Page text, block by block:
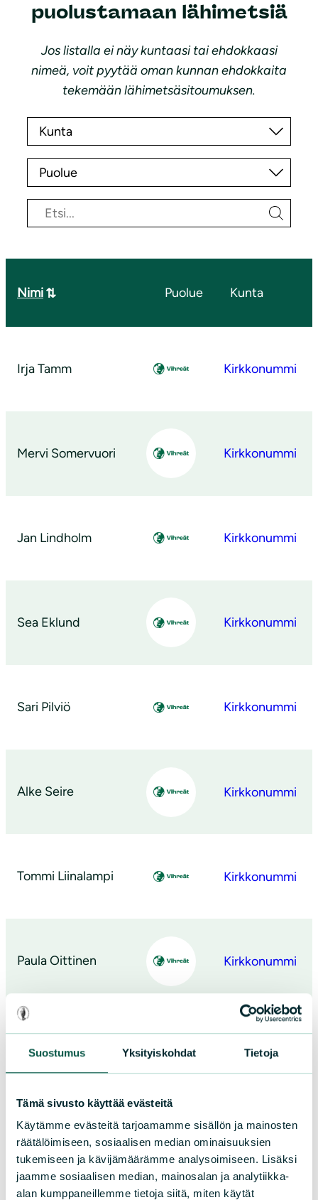
Suostumus Yksityiskohdat Tietoja
Tämä sivusto käyttää evästeitä
Käytämme evästeitä tarjoamamme sisällön ja mainosten
räätälöimiseen, sosiaalisen median ominaisuuksien
tukemiseen ja kävijämäärämme analysoimiseen. Lisäksi
jaamme sosiaalisen median, mainosalan ja analytiikka-
alan kumppaneillemme tietoja siitä, miten käytät
puolustamaan lähimetsiä
Jos listalla ei näy kuntaasi tai ehdokkaasi
nimeä, voit pyytää oman kunnan ehdokkaita
tekemään lähimetsäsitoumuksen.
Nimi Puolue Kunta
Irja Tamm Kirkkonummi
Mervi Somervuori Kirkkonummi
Jan Lindholm Kirkkonummi
Sea Eklund Kirkkonummi
Sari Pilviö Kirkkonummi
Alke Seire Kirkkonummi
Tommi Liinalampi Kirkkonummi
Paula Oittinen Kirkkonummi
Maarit Orko Kirkkonummi
Johanna Fleming Kirkkonummi